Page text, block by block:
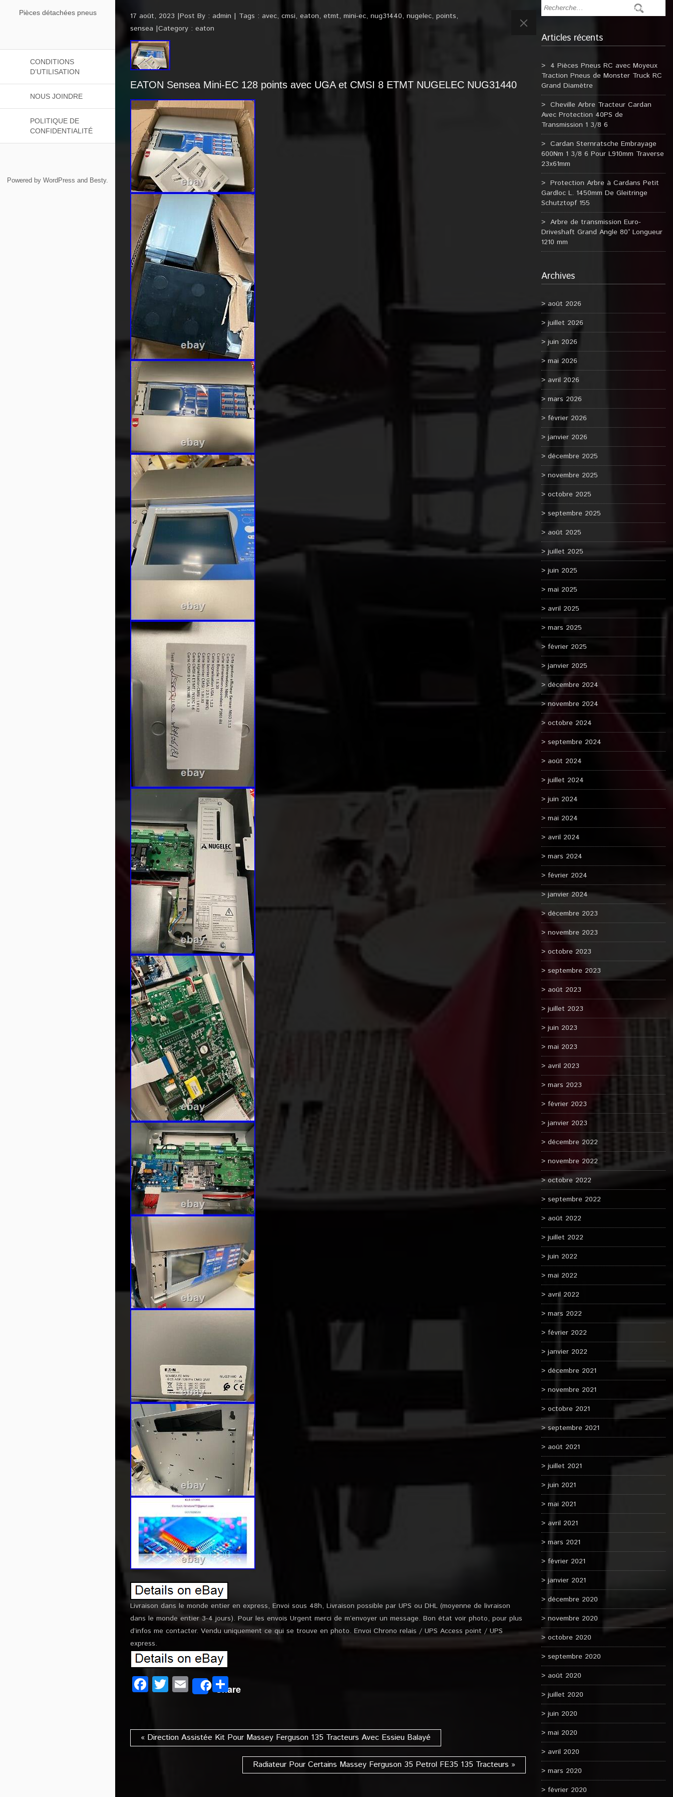
Pièces détachées pneus
CONDITIONS
D’UTILISATION
NOUS JOINDRE
POLITIQUE DE
CONFIDENTIALITÉ
Powered by WordPress and Besty.
17 août, 2023 Post By : admin Tags : avec, cmsi, eaton, etmt, mini-ec, nug31440, nugelec, points,
sensea Category : eaton
EATON Sensea Mini-EC 128 points avec UGA et CMSI 8 ETMT NUGELEC NUG31440
Livraison dans le monde entier en express, Envoi sous 48h, Livraison possible par UPS ou DHL (moyenne de livraison
dans le monde entier 3-4 jours). Pour les envois Urgent merci de m’envoyer un message. Bon état voir photo, pour plus
d’infos me contacter. Vendu uniquement ce qui se trouve en photo. Envoi Chrono relais / UPS Access point / UPS
express.
Facebook
Twitter
EmailSharePartager
« Direction Assistée Kit Pour Massey Ferguson 135 Tracteurs Avec Essieu Balayé
Radiateur Pour Certains Massey Ferguson 35 Petrol FE35 135 Tracteurs »
Articles récents
4 Pièces Pneus RC avec Moyeux
Traction Pneus de Monster Truck RC
Grand Diamètre
Cheville Arbre Tracteur Cardan
Avec Protection 40PS de
Transmission 1 3/8 6
Cardan Sternratsche Embrayage
600Nm 1 3/8 6 Pour L910mm Traverse
23x61mm
Protection Arbre à Cardans Petit
Gardloc L. 1450mm De Gleitringe
Schutztopf 155
Arbre de transmission Euro-
Driveshaft Grand Angle 80° Longueur
1210 mm
Archives
août 2026
juillet 2026
juin 2026
mai 2026
avril 2026
mars 2026
février 2026
janvier 2026
décembre 2025
novembre 2025
octobre 2025
septembre 2025
août 2025
juillet 2025
juin 2025
mai 2025
avril 2025
mars 2025
février 2025
janvier 2025
décembre 2024
novembre 2024
octobre 2024
septembre 2024
août 2024
juillet 2024
juin 2024
mai 2024
avril 2024
mars 2024
février 2024
janvier 2024
décembre 2023
novembre 2023
octobre 2023
septembre 2023
août 2023
juillet 2023
juin 2023
mai 2023
avril 2023
mars 2023
février 2023
janvier 2023
décembre 2022
novembre 2022
octobre 2022
septembre 2022
août 2022
juillet 2022
juin 2022
mai 2022
avril 2022
mars 2022
février 2022
janvier 2022
décembre 2021
novembre 2021
octobre 2021
septembre 2021
août 2021
juillet 2021
juin 2021
mai 2021
avril 2021
mars 2021
février 2021
janvier 2021
décembre 2020
novembre 2020
octobre 2020
septembre 2020
août 2020
juillet 2020
juin 2020
mai 2020
avril 2020
mars 2020
février 2020